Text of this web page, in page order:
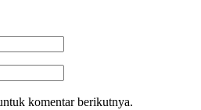
komentar berikutnya.